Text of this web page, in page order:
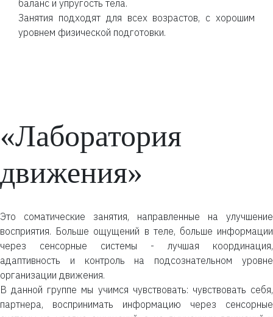
баланс и упругость тела.
Занятия подходят для всех возрастов, с хорошим
уровнем физической подготовки.
«Лаборатория
движения»
Это соматические занятия, направленные на улучшение
восприятия. Больше ощущений в теле, больше информации
через сенсорные системы - лучшая координация,
адаптивность и контроль на подсознательном уровне
организации движения.
В данной группе мы учимся чувствовать: чувствовать себя,
партнера, воспринимать информацию через сенсорные